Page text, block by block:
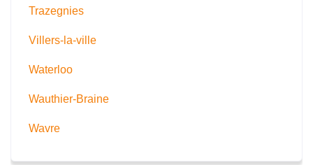
Trazegnies
Villers-la-ville
Waterloo
Wauthier-Braine
Wavre